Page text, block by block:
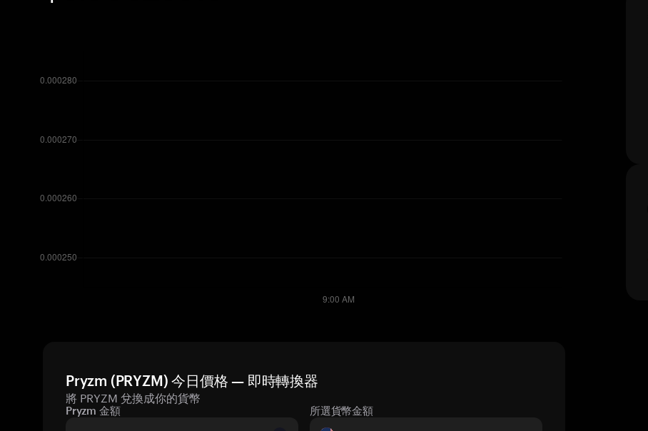
Pryzm (PRYZM) 今日價格 — 即時轉換器
將 PRYZM 兌換成你的貨幣
Pryzm 金額 所選貨幣金額